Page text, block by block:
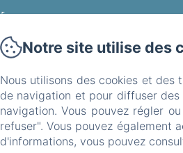
Notre site utilise des
Nous utilisons des cookies et
de navigation et pour diffuser
navigation. Vous pouvez régler
refuser". Vous pouvez également
d'informations, vous pouvez